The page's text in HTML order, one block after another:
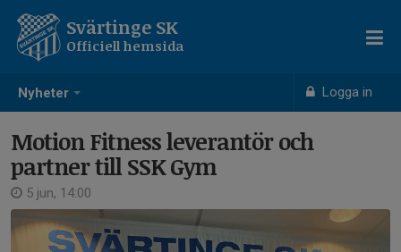
Nyheter Logga in
Svärtinge SK
Officiell hemsida
Motion Fitness leverantör och
partner till SSK Gym
5 jun, 14:00